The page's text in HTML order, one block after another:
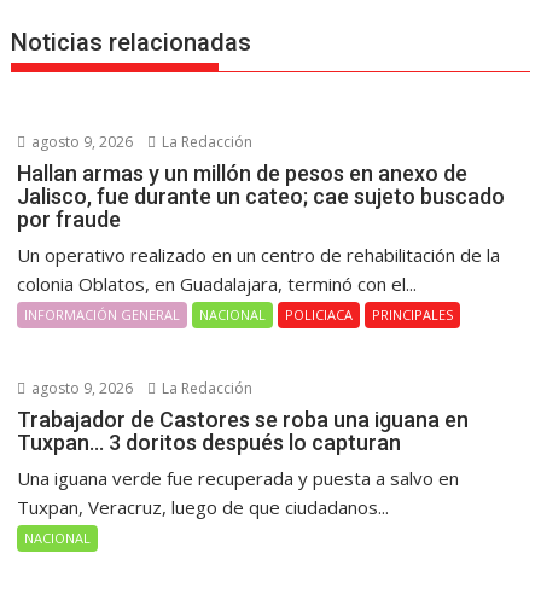
Noticias relacionadas
agosto 9, 2026 La Redacción
Hallan armas y un millón de pesos en anexo de
Jalisco, fue durante un cateo; cae sujeto buscado
por fraude
Un operativo realizado en un centro de rehabilitación de la
colonia Oblatos, en Guadalajara, terminó con el...
INFORMACIÓN GENERAL NACIONAL POLICIACA PRINCIPALES
agosto 9, 2026 La Redacción
Trabajador de Castores se roba una iguana en
Tuxpan… 3 doritos después lo capturan
Una iguana verde fue recuperada y puesta a salvo en
Tuxpan, Veracruz, luego de que ciudadanos...
NACIONAL